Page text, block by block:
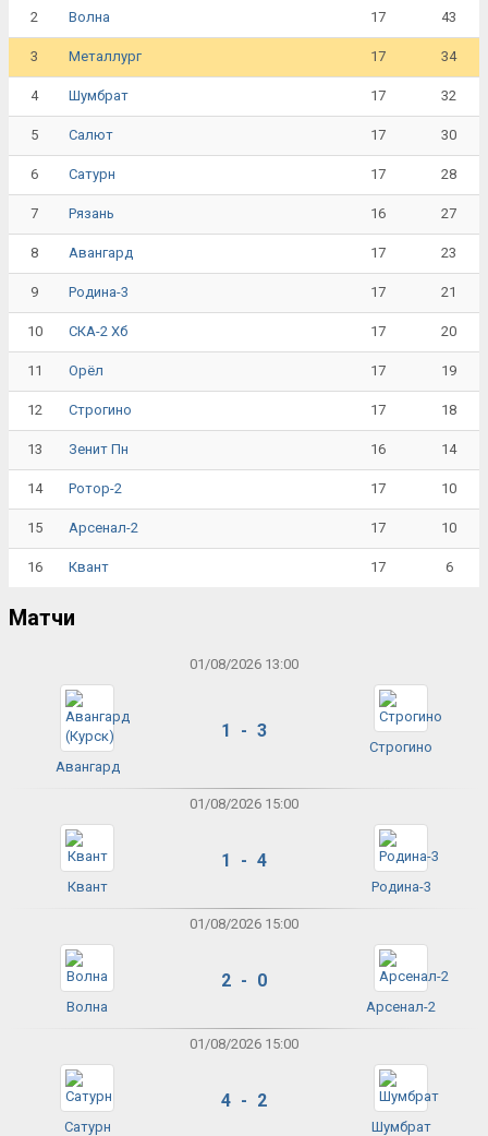
2 Волна 17 43
3 Металлург 17 34
4 Шумбрат 17 32
5 Салют 17 30
6 Сатурн 17 28
7 Рязань 16 27
8 Авангард 17 23
9 Родина-3 17 21
10 СКА-2 Хб 17 20
11 Орёл 17 19
12 Строгино 17 18
13 Зенит Пн 16 14
14 Ротор-2 17 10
15 Арсенал-2 17 10
16 Квант 17 6
Матчи
01/08/2026 13:00
Авангард
1 - 3
Строгино
01/08/2026 15:00
Квант
1 - 4
Родина-3
01/08/2026 15:00
Волна
2 - 0
Арсенал-2
01/08/2026 15:00
Сатурн
4 - 2
Шумбрат